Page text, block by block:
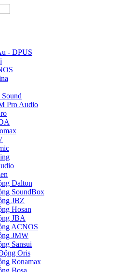
- DPUS
Pro Audio
Dalton
SoundBox
JBZ
Hosan
JBA
ACNOS
JMW
Sansui
Oris
Ronamax
Bosa